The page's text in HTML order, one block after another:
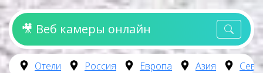
🎥 Веб камеры онлайн
Отели Россия Европа Азия